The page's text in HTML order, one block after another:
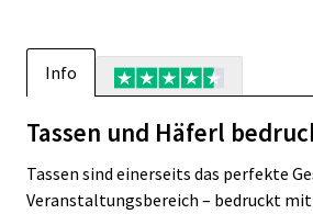
Info
Tassen und Häferl
Tassen sind einerseits das perfekte
Veranstaltungsbereich – bedruckt